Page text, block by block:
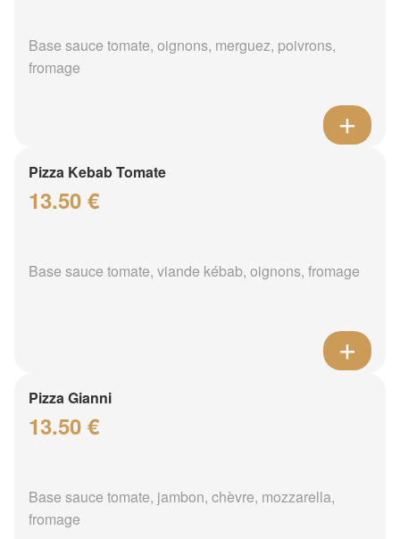
Base sauce tomate, oignons, merguez, poivrons,
fromage
Pizza Kebab Tomate
13.50 €
Base sauce tomate, viande kébab, oignons, fromage
Pizza Gianni
13.50 €
Base sauce tomate, jambon, chèvre, mozzarella,
fromage